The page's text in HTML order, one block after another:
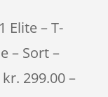
Elite – T-
– Sort –
299.00 –